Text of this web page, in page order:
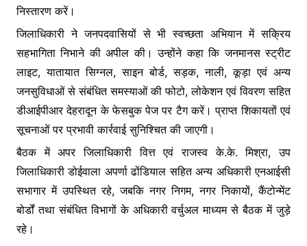
निस्तारण करें।
जिलाधिकारी ने जनपदवासियों से भी स्वच्छता अभियान में सक्रिय
सहभागिता निभाने की अपील की। उन्होंने कहा कि जनमानस स्ट्रीट
लाइट, यातायात सिग्नल, साइन बोर्ड, सड़क, नाली, कूड़ा एवं अन्य
जनसुविधाओं से संबंधित समस्याओं की फोटो, लोकेशन एवं विवरण सहित
डीआईपीआर देहरादून के फेसबुक पेज पर टैग करें। प्राप्त शिकायतों एवं
सूचनाओं पर प्रभावी कार्रवाई सुनिश्चित की जाएगी।
बैठक में अपर जिलाधिकारी वित्त एवं राजस्व के.के. मिश्रा, उप
जिलाधिकारी डोईवाला अपर्णा ढोंडियाल सहित अन्य अधिकारी एनआईसी
सभागार में उपस्थित रहे, जबकि नगर निगम, नगर निकायों, कैंटोन्मेंट
बोर्डों तथा संबंधित विभागों के अधिकारी वर्चुअल माध्यम से बैठक में जुड़े
रहे।